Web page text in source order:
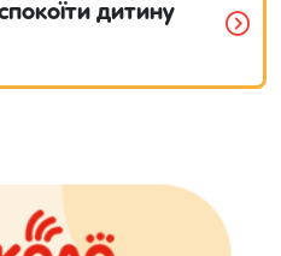
дитину